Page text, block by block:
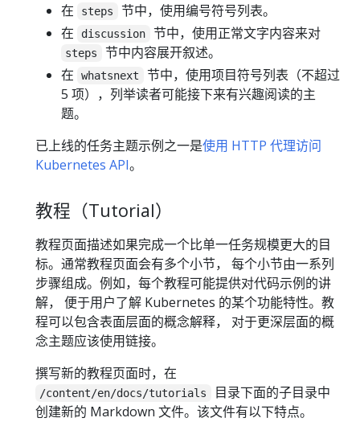
在
steps
节中，使用编号符号列表。
在
discussion 节中，使用正常文字内容来对
steps
节中内容展开叙述。
在
whatsnext
节中，使用项目符号列表（不超过
5 项），列举读者可能接下来有兴趣阅读的主
题。
已上线的任务主题示例之一是使用 HTTP 代理访问
Kubernetes API。
教程（Tutorial）
教程页面描述如果完成一个比单一任务规模更大的目
标。通常教程页面会有多个小节， 每个小节由一系列
步骤组成。例如，每个教程可能提供对代码示例的讲
解， 便于用户了解 Kubernetes 的某个功能特性。教
程可以包含表面层面的概念解释， 对于更深层面的概
念主题应该使用链接。
撰写新的教程页面时，在
/content/en/docs/tutorials
目录下面的子目录中
创建新的 Markdown 文件。该文件有以下特点。